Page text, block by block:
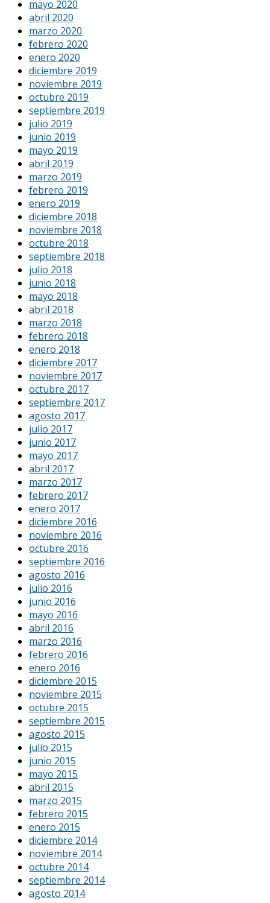
mayo 2020
abril 2020
marzo 2020
febrero 2020
enero 2020
diciembre 2019
noviembre 2019
octubre 2019
septiembre 2019
julio 2019
junio 2019
mayo 2019
abril 2019
marzo 2019
febrero 2019
enero 2019
diciembre 2018
noviembre 2018
octubre 2018
septiembre 2018
julio 2018
junio 2018
mayo 2018
abril 2018
marzo 2018
febrero 2018
enero 2018
diciembre 2017
noviembre 2017
octubre 2017
septiembre 2017
agosto 2017
julio 2017
junio 2017
mayo 2017
abril 2017
marzo 2017
febrero 2017
enero 2017
diciembre 2016
noviembre 2016
octubre 2016
septiembre 2016
agosto 2016
julio 2016
junio 2016
mayo 2016
abril 2016
marzo 2016
febrero 2016
enero 2016
diciembre 2015
noviembre 2015
octubre 2015
septiembre 2015
agosto 2015
julio 2015
junio 2015
mayo 2015
abril 2015
marzo 2015
febrero 2015
enero 2015
diciembre 2014
noviembre 2014
octubre 2014
septiembre 2014
agosto 2014